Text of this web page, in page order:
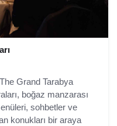
Grand Tarabya
boğaz manzarası
sohbetler ve
konukları bir araya